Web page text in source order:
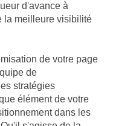
d'avance à
la meilleure visibilité
de votre page
de
stratégies
élément de votre
dans les